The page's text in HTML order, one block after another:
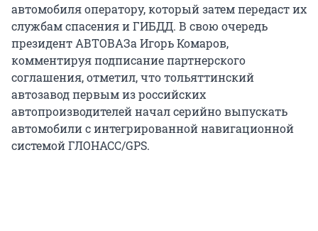
автомобиля оператору, который затем передаст их
службам спасения и ГИБДД. В свою очередь
президент АВТОВАЗа Игорь Комаров,
комментируя подписание партнерского
соглашения, отметил, что тольяттинский
автозавод первым из российских
автопроизводителей начал серийно выпускать
автомобили с интегрированной навигационной
системой ГЛОНАСС/GPS.